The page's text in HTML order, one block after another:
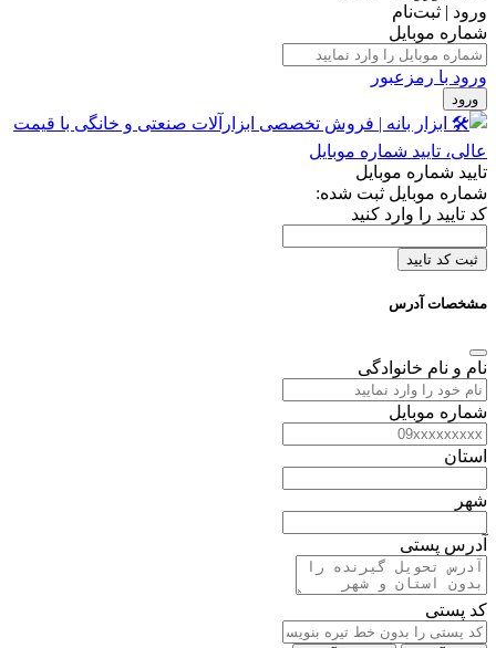
ورود | ثبت‌نام
شماره موبایل
ورود با رمزعبور
ورود
تایید شماره موبایل
شماره موبایل ثبت شده:
کد تایید را وارد کنید
ثبت کد تایید
مشخصات آدرس
نام و نام خانوادگی
شماره موبایل
استان
شهر
آدرس پستی
کد پستی